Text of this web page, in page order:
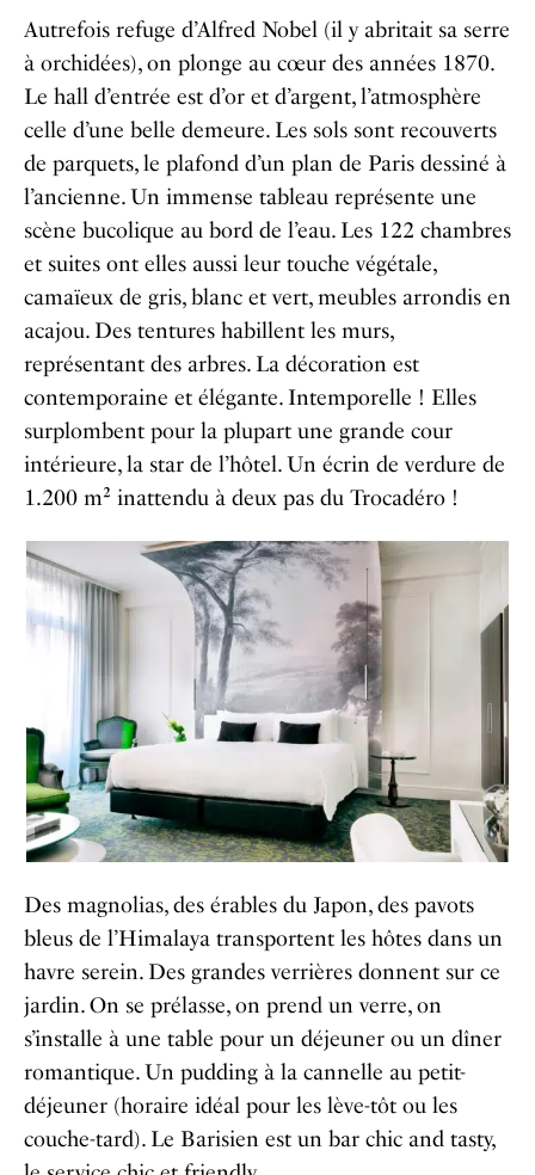
Autrefois refuge d’Alfred Nobel (il y abritait sa serre
à orchidées), on plonge au cœur des années 1870.
Le hall d’entrée est d’or et d’argent, l’atmosphère
celle d’une belle demeure. Les sols sont recouverts
de parquets, le plafond d’un plan de Paris dessiné à
l’ancienne. Un immense tableau représente une
scène bucolique au bord de l’eau. Les 122 chambres
et suites ont elles aussi leur touche végétale,
camaïeux de gris, blanc et vert, meubles arrondis en
acajou. Des tentures habillent les murs,
représentant des arbres. La décoration est
contemporaine et élégante. Intemporelle ! Elles
surplombent pour la plupart une grande cour
intérieure, la star de l’hôtel. Un écrin de verdure de
1.200 m² inattendu à deux pas du Trocadéro !
Des magnolias, des érables du Japon, des pavots
bleus de l’Himalaya transportent les hôtes dans un
havre serein. Des grandes verrières donnent sur ce
jardin. On se prélasse, on prend un verre, on
s’installe à une table pour un déjeuner ou un dîner
romantique. Un pudding à la cannelle au petit-
déjeuner (horaire idéal pour les lève-tôt ou les
couche-tard). Le Barisien est un bar chic and tasty,